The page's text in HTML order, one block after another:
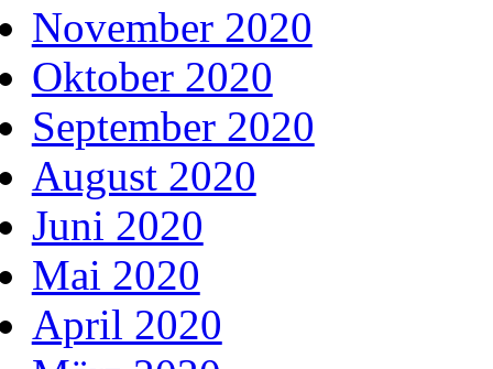
November 2020
Oktober 2020
September 2020
August 2020
Juni 2020
Mai 2020
April 2020